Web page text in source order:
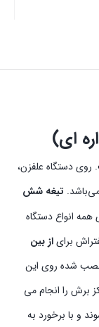
ای)
روی دستگاه علفزن،
تیغه شش
انواع دستگاه
برایاز بین
شده روی این
برش را انجام می
و با برخورد به